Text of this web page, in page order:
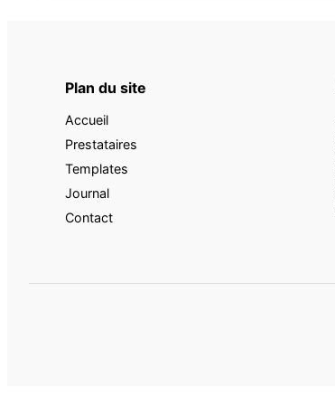
Plan du site
Accueil
Prestataires
Templates
Journal
Contact